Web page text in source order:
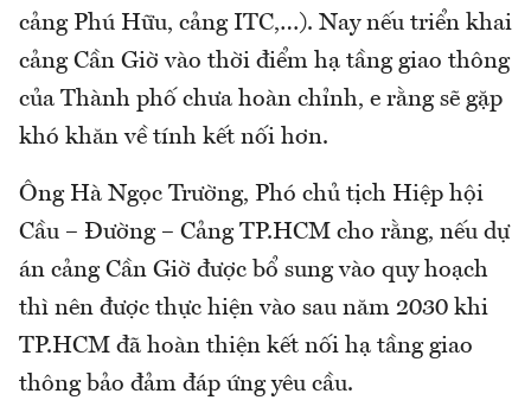
cảng Phú Hữu, cảng ITC,…). Nay nếu triển khai
cảng Cần Giờ vào thời điểm hạ tầng giao thông
của Thành phố chưa hoàn chỉnh, e rằng sẽ gặp
khó khăn về tính kết nối hơn.
Ông Hà Ngọc Trường, Phó chủ tịch Hiệp hội
Cầu – Đường – Cảng TP.HCM cho rằng, nếu dự
án cảng Cần Giờ được bổ sung vào quy hoạch
thì nên được thực hiện vào sau năm 2030 khi
TP.HCM đã hoàn thiện kết nối hạ tầng giao
thông bảo đảm đáp ứng yêu cầu.